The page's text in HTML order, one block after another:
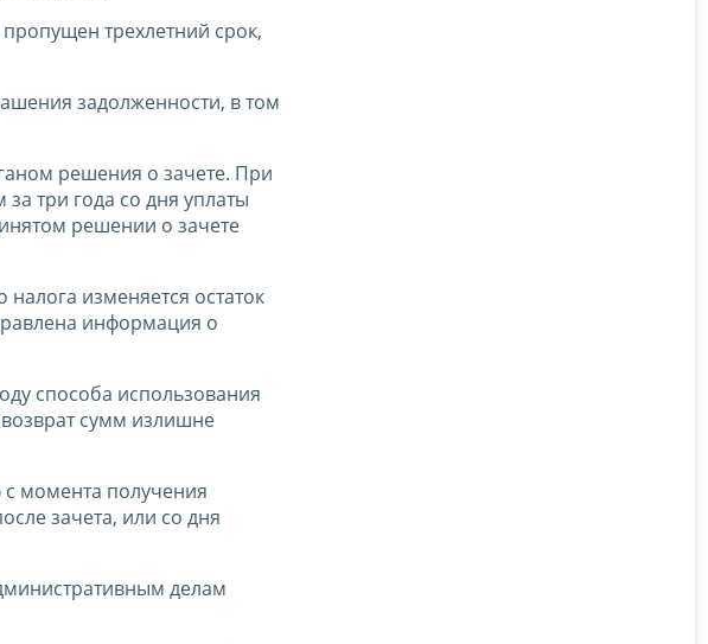
трехлетний срок,
задолженности, в том
решения о зачете. При
три года со дня уплаты
решении о зачете
изменяется остаток
информация о
способа использования
сумм излишне
с момента получения
зачета, или со дня
делам